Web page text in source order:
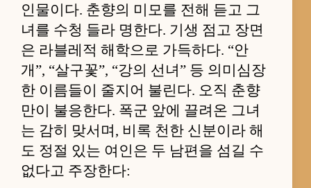
인물이다. 춘향의 미모를 전해 듣고 그
녀를 수청 들라 명한다. 기생 점고 장면
은 라블레적 해학으로 가득하다. “안
개”, “살구꽃”, “강의 선녀” 등 의미심장
한 이름들이 줄지어 불린다. 오직 춘향
만이 불응한다. 폭군 앞에 끌려온 그녀
는 감히 맞서며, 비록 천한 신분이라 해
도 정절 있는 여인은 두 남편을 섬길 수
없다고 주장한다: